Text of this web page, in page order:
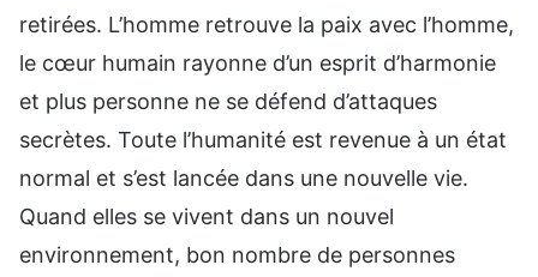
retirées. L’homme retrouve la paix avec l’homme,
le cœur humain rayonne d’un esprit d’harmonie
et plus personne ne se défend d’attaques
secrètes. Toute l’humanité est revenue à un état
normal et s’est lancée dans une nouvelle vie.
Quand elles se vivent dans un nouvel
environnement, bon nombre de personnes